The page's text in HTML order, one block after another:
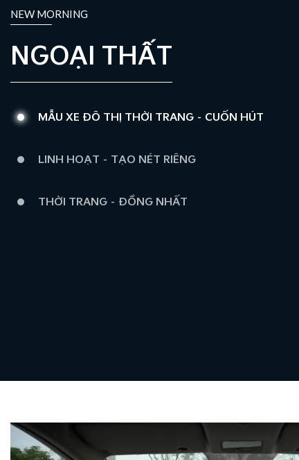
NEW MORNING
NGOẠI THẤT
MẪU XE ĐÔ THỊ THỜI TRANG – CUỐN HÚT
LINH HOẠT – TẠO NÉT RIÊNG
THỜI TRANG – ĐỒNG NHẤT